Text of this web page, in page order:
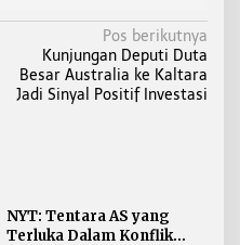
Pos berikutnya
Kunjungan Deputi Duta
Besar Australia ke Kaltara
Jadi Sinyal Positif Investasi
NYT: Tentara AS yang
Terluka Dalam Konflik